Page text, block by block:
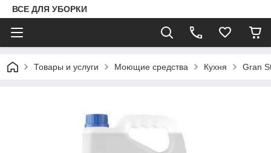
ВСЕ ДЛЯ УБОРКИ
Товары и услуги Моющие средства Кухня Gran